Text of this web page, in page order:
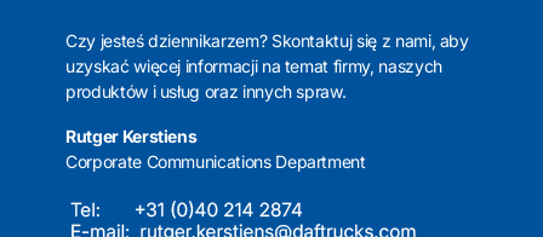
Czy jesteś dziennikarzem? Skontaktuj się z nami, aby
uzyskać więcej informacji na temat firmy, naszych
produktów i usług oraz innych spraw.
Rutger Kerstiens
Corporate Communications Department